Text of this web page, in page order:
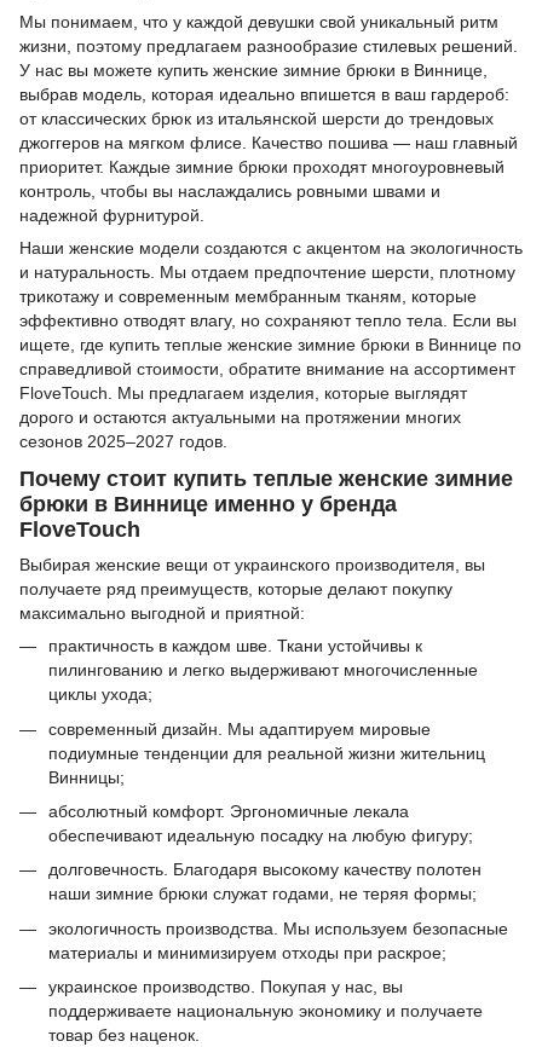
Мы понимаем, что у каждой девушки свой уникальный ритм
жизни, поэтому предлагаем разнообразие стилевых решений.
У нас вы можете купить женские зимние брюки в Виннице,
выбрав модель, которая идеально впишется в ваш гардероб:
от классических брюк из итальянской шерсти до трендовых
джоггеров на мягком флисе. Качество пошива — наш главный
приоритет. Каждые зимние брюки проходят многоуровневый
контроль, чтобы вы наслаждались ровными швами и
надежной фурнитурой.
Наши женские модели создаются с акцентом на экологичность
и натуральность. Мы отдаем предпочтение шерсти, плотному
трикотажу и современным мембранным тканям, которые
эффективно отводят влагу, но сохраняют тепло тела. Если вы
ищете, где купить теплые женские зимние брюки в Виннице по
справедливой стоимости, обратите внимание на ассортимент
FloveTouch. Мы предлагаем изделия, которые выглядят
дорого и остаются актуальными на протяжении многих
сезонов 2025–2027 годов.
Почему стоит купить теплые женские зимние
брюки в Виннице именно у бренда
FloveTouch
Выбирая женские вещи от украинского производителя, вы
получаете ряд преимуществ, которые делают покупку
максимально выгодной и приятной:
практичность в каждом шве. Ткани устойчивы к
пилингованию и легко выдерживают многочисленные
циклы ухода;
современный дизайн. Мы адаптируем мировые
подиумные тенденции для реальной жизни жительниц
Винницы;
абсолютный комфорт. Эргономичные лекала
обеспечивают идеальную посадку на любую фигуру;
долговечность. Благодаря высокому качеству полотен
наши зимние брюки служат годами, не теряя формы;
экологичность производства. Мы используем безопасные
материалы и минимизируем отходы при раскрое;
украинское производство. Покупая у нас, вы
поддерживаете национальную экономику и получаете
товар без наценок.